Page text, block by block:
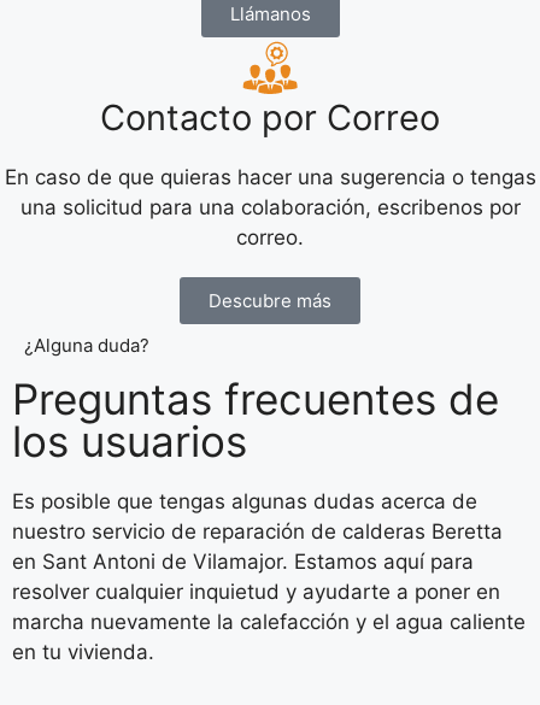
Llámanos
Contacto por Correo
En caso de que quieras hacer una sugerencia o tengas
una solicitud para una colaboración, escribenos por
correo.
Descubre más
¿Alguna duda?
Preguntas frecuentes de
los usuarios
Es posible que tengas algunas dudas acerca de
nuestro servicio de reparación de calderas Beretta
en Sant Antoni de Vilamajor. Estamos aquí para
resolver cualquier inquietud y ayudarte a poner en
marcha nuevamente la calefacción y el agua caliente
en tu vivienda.